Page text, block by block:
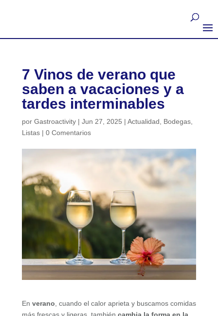
7 Vinos de verano que
saben a vacaciones y a
tardes interminables
por Gastroactivity| Jun 27, 2025 | Actualidad Bodegas,
Listas| 0 Comentarios
En verano , cuando el calor aprieta y buscamos comidas
más frescas y ligeras, también cambia la forma en la